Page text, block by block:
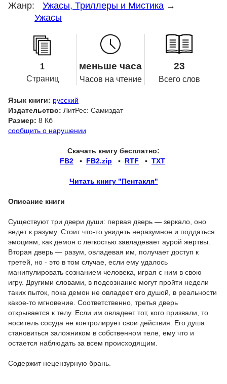
Жанр: Ужасы, Триллеры и Мистика →
Ужасы
1
Страниц
меньше часа
Часов на чтение
23
Всего слов
Язык книги: русский
Издательство: ЛитРес: Самиздат
Размер: 8 Кб
сообщить о нарушении
Скачать книгу бесплатно:
FB2 ▪ FB2.zip ▪ RTF ▪ TXT
Читать книгу "Пентакля"
Описание книги
Существуют три двери души: первая дверь — зеркало, оно
ведет к разуму. Стоит что-то увидеть неразумное и поддаться
эмоциям, как демон с легкостью завладевает аурой жертвы.
Вторая дверь — разум, овладевая им, получает доступ к
третей, но - это в том случае, если ему удалось
манипулировать сознанием человека, играя с ним в свою
игру. Другими словами, в подсознание могут пройти недели
таких пыток, пока демон не овладеет его душой, в реальности
какое-то мгновение. Соответственно, третья дверь
открывается к телу. Если им овладеет тот, кого призвали, то
носитель сосуда не контролирует свои действия. Его душа
становиться заложником в собственном теле, ему что и
остается наблюдать за всем происходящим.
Содержит нецензурную брань.